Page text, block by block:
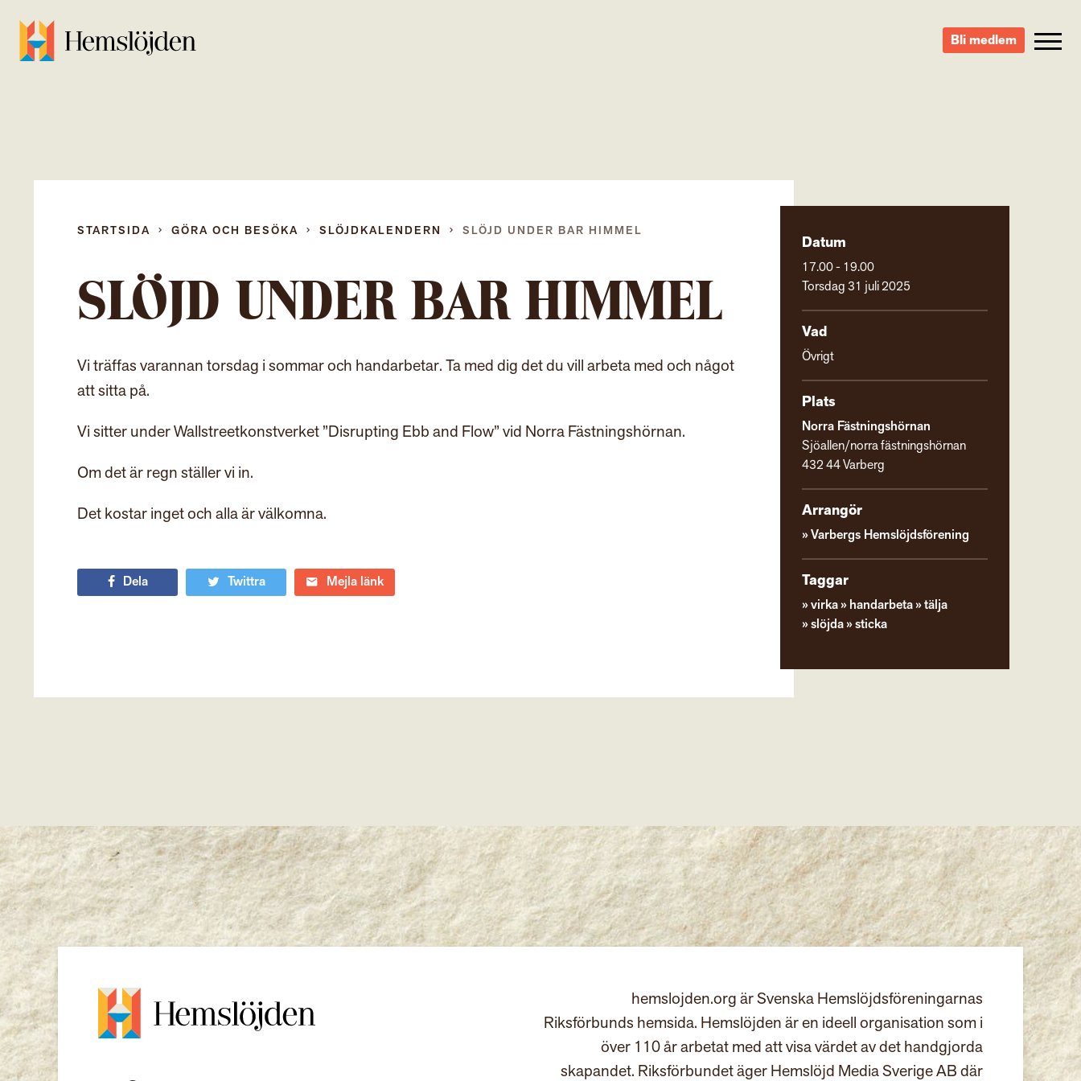
Bli medlem
STARTSIDA GÖRA OCH BESÖKA SLÖJDKALENDERN SLÖJD UNDER BAR HIMMEL
SLÖJD UNDER BAR HIMMEL
Vi träffas varannan torsdag i sommar och handarbetar. Ta med dig det du vill arbeta med och något
att sitta på.
Vi sitter under Wallstreetkonstverket ”Disrupting Ebb and Flow” vid Norra Fästningshörnan.
Om det är regn ställer vi in.
Det kostar inget och alla är välkomna.
Dela Twittra Mejla länk
Datum
17.00 - 19.00
Torsdag 31 juli 2025
Vad
Övrigt
Plats
Norra Fästningshörnan
Sjöallen/norra fästningshörnan
432 44 Varberg
Arrangör
Varbergs Hemslöjdsförening
Taggar
virka handarbeta
tälja
slöjda
sticka
hemslojden.org är Svenska Hemslöjdsföreningarnas
Riksförbunds hemsida. Hemslöjden är en ideell organisation som i
över 110 år arbetat med att visa värdet av det handgjorda
skapandet. Riksförbundet äger Hemslöjd Media Sverige AB där